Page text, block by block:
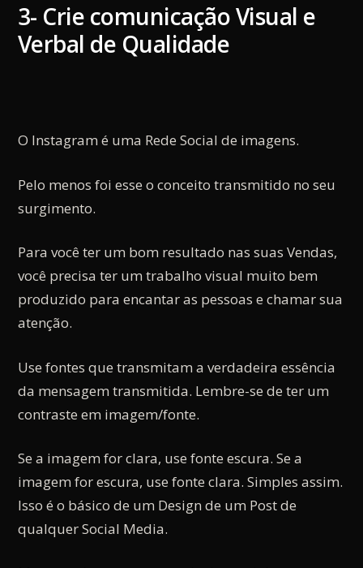
3- Crie comunicação Visual e
Verbal de Qualidade
O Instagram é uma Rede Social de imagens.
Pelo menos foi esse o conceito transmitido no seu
surgimento.
Para você ter um bom resultado nas suas Vendas,
você precisa ter um trabalho visual muito bem
produzido para encantar as pessoas e chamar sua
atenção.
Use fontes que transmitam a verdadeira essência
da mensagem transmitida. Lembre-se de ter um
contraste em imagem/fonte.
Se a imagem for clara, use fonte escura. Se a
imagem for escura, use fonte clara. Simples assim.
Isso é o básico de um Design de um Post de
qualquer Social Media.